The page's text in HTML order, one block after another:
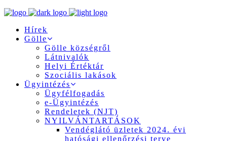
Hírek
Gölle
Gölle községről
Látnivalók
Helyi Értéktár
Szociális lakások
Ügyintézés
Ügyfélfogadás
e-Ügyintézés
Rendeletek (NJT)
NYILVÁNTARTÁSOK
Vendéglátó üzletek 2024. évi
hatósági ellenőrzési terve